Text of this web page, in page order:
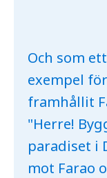
Och som
exempel
framhållit
"Herre!
paradiset i
mot Farao